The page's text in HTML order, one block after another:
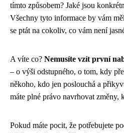
tímto způsobem? Jaké jsou
Všechny tyto informace by vám
se ptát na cokoliv, co vám není
A víte co? Nemusíte vzít první
– o výši odstupného, o tom, kdy
někoho, kdo jen poslouchá a
máte plné právo navrhovat změny,
Pokud máte pocit, že potřebujete